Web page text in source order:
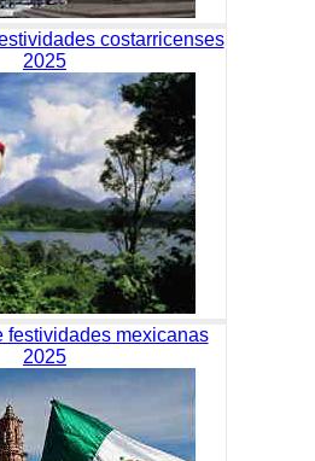
costarricenses
2025
festividades mexicanas
2025